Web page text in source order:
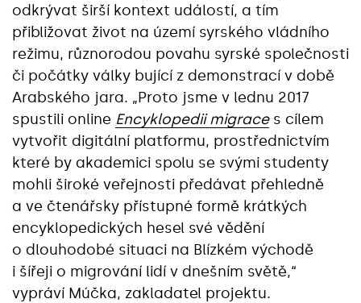
odkrývat širší kontext událostí, a tím
přibližovat život na území syrského vládního
režimu, různorodou povahu syrské společnosti
či počátky války bující z demonstrací v době
Arabského jara. „Proto jsme v lednu 2017
spustili online Encyklopedii migraces cílem
vytvořit digitální platformu, prostřednictvím
které by akademici spolu se svými studenty
mohli široké veřejnosti předávat přehledně
a ve čtenářsky přístupné formě krátkých
encyklopedických hesel své vědění
o dlouhodobé situaci na Blízkém východě
i šířeji o migrování lidí v dnešním světě,“
vypráví Múčka, zakladatel projektu.